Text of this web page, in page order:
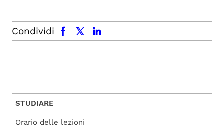
Condividi
facebook x.com linkedin
STUDIARE
Orario delle lezioni